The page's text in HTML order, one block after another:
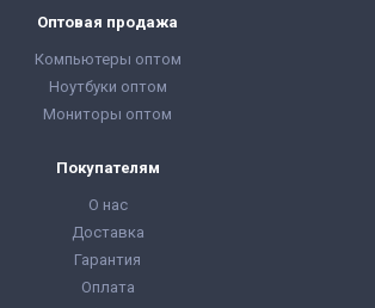
Оптовая продажа
Компьютеры оптом
Ноутбуки оптом
Мониторы оптом
Покупателям
О нас
Доставка
Гарантия
Оплата